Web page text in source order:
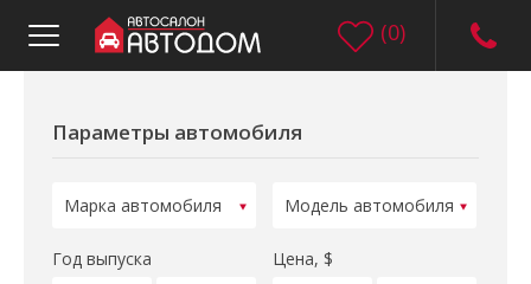
(0)
Параметры автомобиля
Год выпуска Цена, $